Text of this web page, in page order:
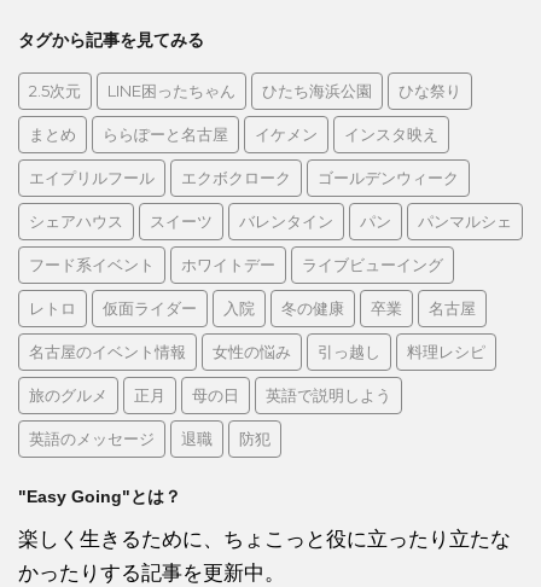
タグから記事を見てみる
2.5次元 LINE困ったちゃん ひたち海浜公園 ひな祭り
まとめ ららぽーと名古屋 イケメン インスタ映え
エイプリルフール エクボクローク ゴールデンウィーク
シェアハウス スイーツ バレンタイン パン パンマルシェ
フード系イベント ホワイトデー ライブビューイング
レトロ 仮面ライダー 入院 冬の健康 卒業 名古屋
名古屋のイベント情報 女性の悩み 引っ越し 料理レシピ
旅のグルメ 正月 母の日 英語で説明しよう
英語のメッセージ 退職 防犯
"Easy Going"とは？
楽しく生きるために、ちょこっと役に立ったり立たな
かったりする記事を更新中。